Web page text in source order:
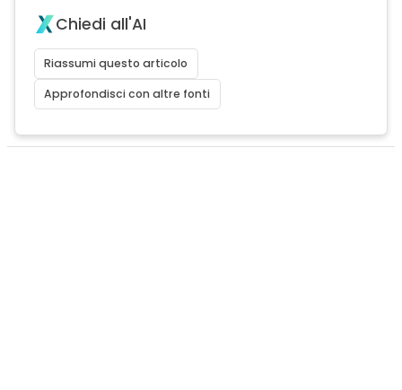
Chiedi all'AI
Riassumi questo articolo
Approfondisci con altre fonti